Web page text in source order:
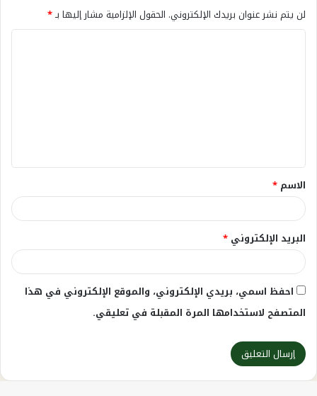
لن يتم نشر عنوان بريدك الإلكتروني. الحقول الإلزامية مشار إليها بـ*
ق
*
الاسم *
البريد الإلكتروني *
احفظ اسمي، بريدي الإلكتروني، والموقع الإلكتروني في هذا
المتصفح لاستخدامها المرة المقبلة في تعليقي.